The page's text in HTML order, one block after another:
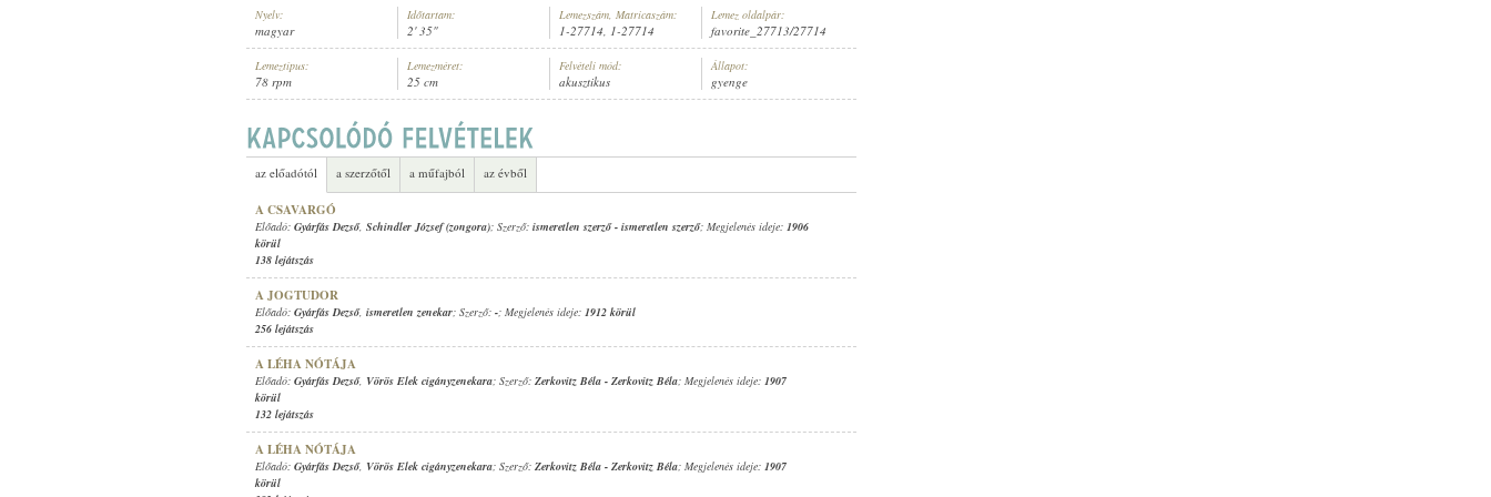
GYÁRFÁS DEZSŐ ISMERETLEN ZENEKAR
Nyelv:
magyar
Időtartam:
2' 35"
Lemezszám, Matricaszám:
1-27714, 1-27714
Lemez oldalpár:
favorite_27713/27714
Lemeztípus:
78 rpm
Lemezméret:
25 cm
Felvételi mód:
akusztikus
Állapot:
gyenge
az előadótól a szerzőtől a műfajból az évből
A CSAVARGÓ
Előadó: Gyárfás Dezső, Schindler József (zongora); Szerző: ismeretlen szerző- ismeretlen szerző; Megjelenés ideje: 1906
körül
138 lejátszás
A JOGTUDOR
Előadó: Gyárfás Dezső, ismeretlen zenekar; Szerző: -; Megjelenés ideje: 1912 körül
256 lejátszás
A LÉHA NÓTÁJA
Előadó: Gyárfás Dezső, Vörös Elek cigányzenekara; Szerző: Zerkovitz Béla - Zerkovitz Béla; Megjelenés ideje: 1907
körül
132 lejátszás
A LÉHA NÓTÁJA
Előadó: Gyárfás Dezső, Vörös Elek cigányzenekara; Szerző: Zerkovitz Béla - Zerkovitz Béla; Megjelenés ideje: 1907
körül